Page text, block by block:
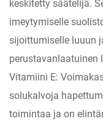
keskitetty säätelijä.
imeytymiselle
sijoittumiselle luuun
perustavanlaatuinen
Vitamiini E:
solukalvoja
toimintaa ja on